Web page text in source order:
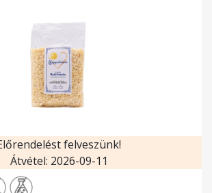
felveszünk!
Átvétel: 2026-09-11